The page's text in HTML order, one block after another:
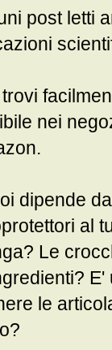
post letti
nei
dipende
al
Le
le